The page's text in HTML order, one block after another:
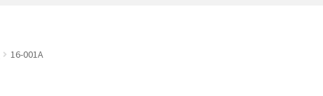
16-001A